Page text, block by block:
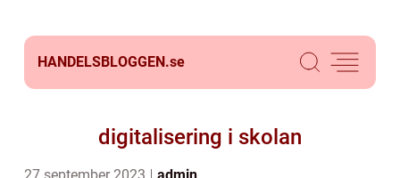
HANDELSBLOGGEN.se
digitalisering i skolan